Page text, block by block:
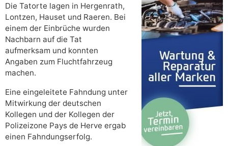
Die Tatorte lagen in Hergenrath,
Lontzen, Hauset und Raeren. Bei
einem der Einbrüche wurden
Nachbarn auf die Tat
aufmerksam und konnten
Angaben zum Fluchtfahrzeug
machen.
Eine eingeleitete Fahndung unter
Mitwirkung der deutschen
Kollegen und der Kollegen der
Polizeizone Pays de Herve ergab
einen Fahndungserfolg.